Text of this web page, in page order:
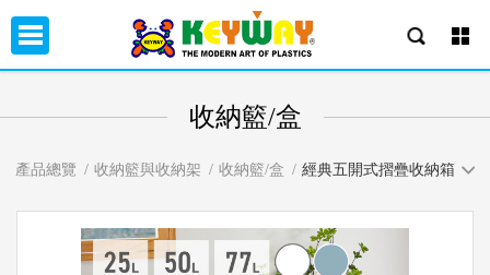
收納籃/盒
產品總覽 收納籃與收納架 收納籃/盒 經典五開式摺疊收納箱